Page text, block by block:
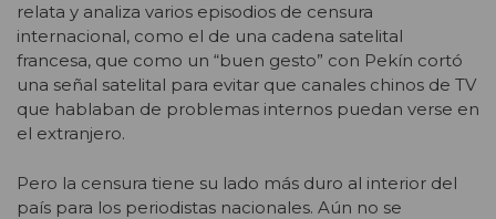
relata y analiza varios episodios de censura
internacional, como el de una cadena satelital
francesa, que como un “buen gesto” con Pekín cortó
una señal satelital para evitar que canales chinos de TV
que hablaban de problemas internos puedan verse en
el extranjero.
Pero la censura tiene su lado más duro al interior del
país para los periodistas nacionales. Aún no se